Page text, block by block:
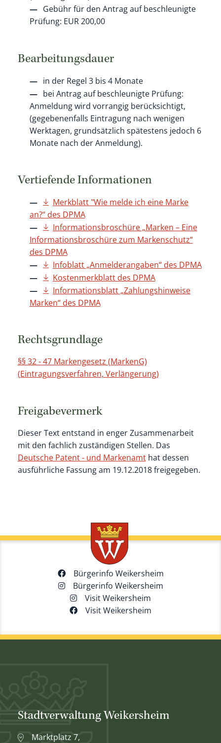
Gebühr für den Antrag auf beschleunigte
Prüfung: EUR 200,00
Bearbeitungsdauer
in der Regel 3 bis 4 Monate
bei Antrag auf beschleunigte Prüfung:
Anmeldung wird vorrangig berücksichtigt,
(gegebenenfalls Eintragung nach wenigen
Werktagen, grundsätzlich spätestens jedoch 6
Monate nach der Anmeldung).
Vertiefende Informationen
Merkblatt "Wie melde ich eine Marke
an?“ des DPMA
Informationsbroschüre „Marken – Eine
Informationsbroschüre zum Markenschutz“
des DPMA
Infoblatt „Anmelderangaben“ des DPMA
Kostenmerkblatt des DPMA
Informationsblatt „Zahlungshinweise
Marken“ des DPMA
Rechtsgrundlage
§§ 32 - 47 Markengesetz (MarkenG)
(Eintragungsverfahren, Verlängerung)
Freigabevermerk
Dieser Text entstand in enger Zusammenarbeit
mit den fachlich zuständigen Stellen. Das
Deutsche Patent - und Markenamthat dessen
ausführliche Fassung am 19.12.2018 freigegeben.
Bürgerinfo Weikersheim
Bürgerinfo Weikersheim
Visit Weikersheim
Visit Weikersheim
Stadtverwaltung Weikersheim
Marktplatz 7,